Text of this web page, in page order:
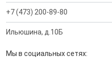
+7 (473) 200-89-80
Ильюшина, д.10Б
Мы в социальных сетях: